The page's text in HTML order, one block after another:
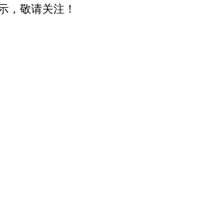
，敬请关注！